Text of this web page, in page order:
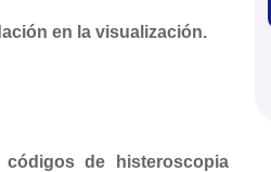
en la visualización.
de histeroscopia